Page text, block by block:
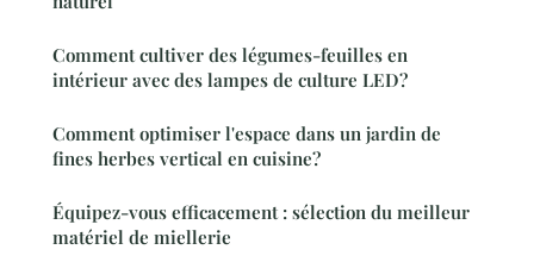
Comment cultiver des légumes-feuilles en
intérieur avec des lampes de culture LED?
Comment optimiser l'espace dans un jardin de
fines herbes vertical en cuisine?
Équipez-vous efficacement : sélection du meilleur
matériel de miellerie